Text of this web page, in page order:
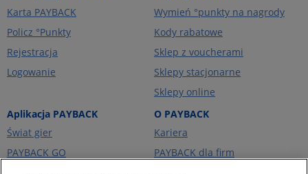
Karta PAYBACK
Policz °Punkty
Rejestracja
Logowanie
Wymień °punkty na nagrody
Kody rabatowe
Sklep z voucherami
Sklepy stacjonarne
Sklepy online
Aplikacja PAYBACK
Świat gier
PAYBACK GO
O PAYBACK
Kariera
PAYBACK dla firm